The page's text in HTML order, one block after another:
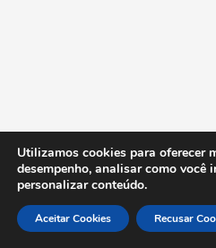
Utilizamos cookies para oferecer
desempenho, analisar como você
personalizar conteúdo.
Aceitar Cookies Recusar